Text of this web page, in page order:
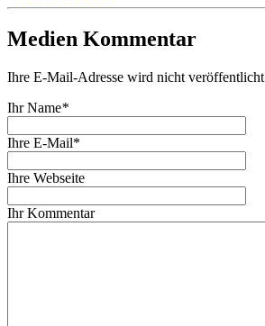
Medien Kommentar
Ihre E-Mail-Adresse wird nicht veröffentlicht
Ihr Name*
Ihre E-Mail*
Ihre Webseite
Ihr Kommentar